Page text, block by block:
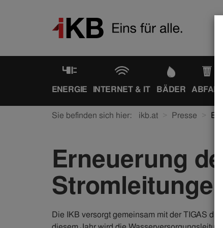
ENERGIE INTERNET & IT BÄDER ABFALL
Sie befinden sich hier: ikb.at Presse
Erneuerung
Die IKB versorgt gemeinsam mit der TIGAS